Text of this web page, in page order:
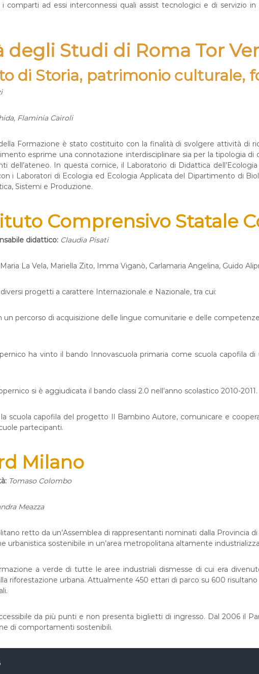
ad essi interconnessi quali assist tecnologici e di servizio
degli Studi di Roma Tor
di Storia, patrimonio culturale,
Flaminia Cairoli
Formazione è stato costituito con la finalità di svolgere attività di
esprime una connotazione interdisciplinare sia per la tipologia di
In questa cornice, il Laboratorio di Didattica
i Laboratori di Ecologia ed Ecologia Applicata del Dipartimento di
Sistemi e Produzione.
Comprensivo Statale
didattico: Claudia Pisati
La Vela, Mariella Zito, Imma Viganò, Carlamaria Angelina, Guido
progetti a carattere Internazionale e Nazionale, tra cui:
percorso di acquisizione delle lingue comunitarie e delle
ha vinto il bando Innovascuola primaria come scuola capofila
si è aggiudicata il bando classi 2.0 nell’anno scolastico 2010-2011.
la scuola capofila del progetto Il Bambino Autore, comunicare e
partecipanti.
Milano
Tomaso Colombo
Meazza
retto da un’Assemblea di rappresentanti nominati dalla Provincia
urbanistica sostenibile in un’area metropolitana altamente
a verde di tutte le aree industriali dismesse di cui era
riforestazione urbana. Attualmente 450 ettari di parco su 600
da più punti e non presenta biglietti di ingresso. Dal 2006 il
di comportamenti sostenibili.